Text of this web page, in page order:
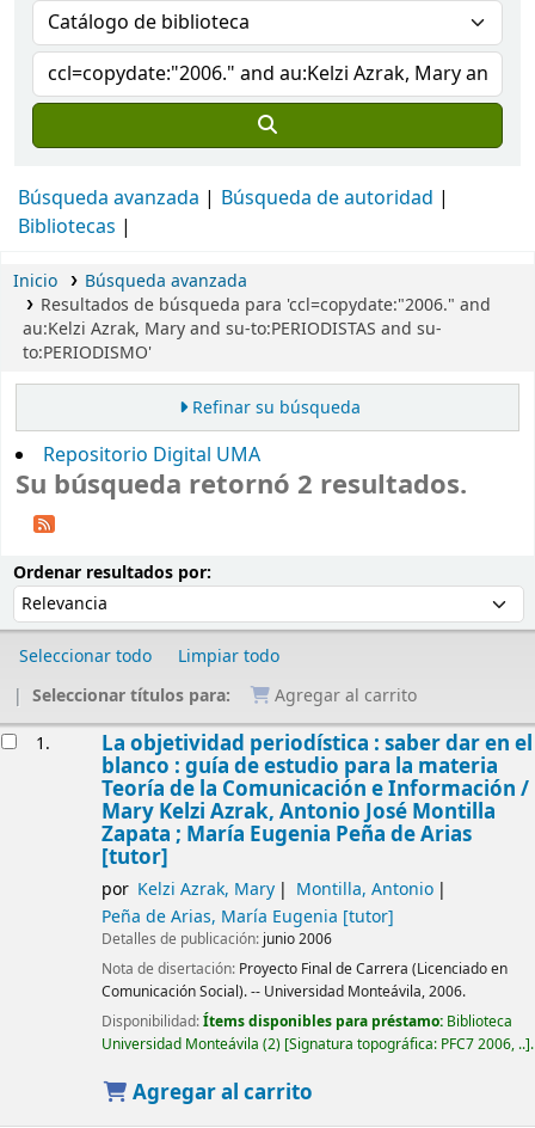
Búsqueda avanzada
Búsqueda de autoridad
Bibliotecas
Inicio
Búsqueda avanzada
Resultados de búsqueda para 'ccl=copydate:"2006." and
au:Kelzi Azrak, Mary and su-to:PERIODISTAS and su-
to:PERIODISMO'
Refinar su búsqueda
Repositorio Digital UMA
Su búsqueda retornó 2 resultados.
Ordenar resultados por:
Seleccionar todo
Limpiar todo
Seleccionar títulos para:
Agregar al carrito
1. La objetividad periodística : saber dar en el
blanco : guía de estudio para la materia
Teoría de la Comunicación e Información /
Mary Kelzi Azrak, Antonio José Montilla
Zapata ; María Eugenia Peña de Arias
[tutor]
por Kelzi Azrak, Mary
Montilla, Antonio
Peña de Arias, María Eugenia [tutor]
Detalles de publicación: junio 2006
Nota de disertación: Proyecto Final de Carrera (Licenciado en
Comunicación Social). -- Universidad Monteávila, 2006.
Disponibilidad:Ítems disponibles para préstamo: Biblioteca
Universidad Monteávila (2) Signatura topográfica: PFC7 2006, .. .
Agregar al carrito